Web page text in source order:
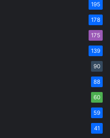
195
178
175
139
90
88
60
59
41